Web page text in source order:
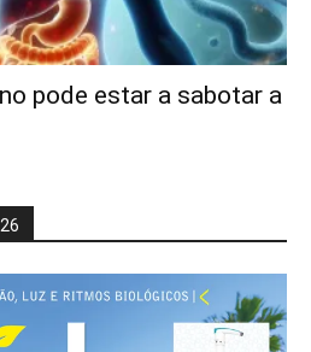
pode estar a sabotar a